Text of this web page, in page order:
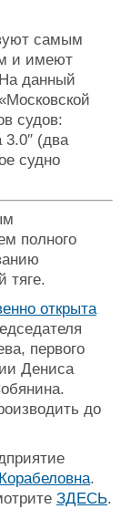
флота
самым
и имеют
данный
судов:
3.0″ (два
судно
полного
тяге.
открыта
первого
Дениса
до
.
ЗДЕСЬ.